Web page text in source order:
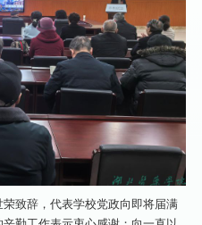
致辞，代表学校党政向即将届满